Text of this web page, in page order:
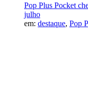
Pop Plus Pocket
julho
em: destaque, Pop